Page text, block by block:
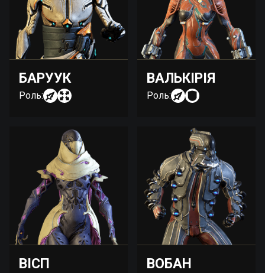
БАРУУК
Роль:
ВАЛЬКІРІЯ
Роль:
ВІСП ВОБАН